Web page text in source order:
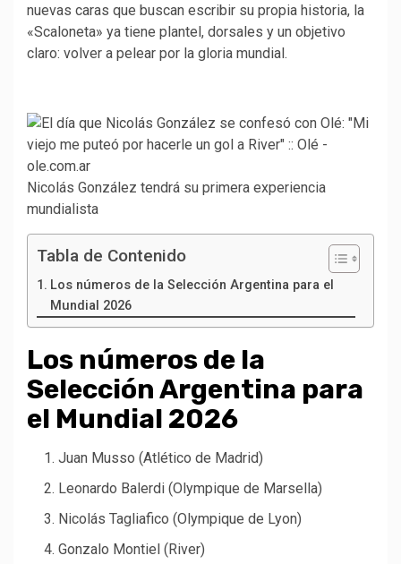
nuevas caras que buscan escribir su propia historia, la
«Scaloneta» ya tiene plantel, dorsales y un objetivo
claro: volver a pelear por la gloria mundial.
Nicolás González tendrá su primera experiencia
mundialista
Tabla de Contenido
Los números de la Selección Argentina para el
Mundial 2026
Los números de la
Selección Argentina para
el Mundial 2026
Juan Musso (Atlético de Madrid)
Leonardo Balerdi (Olympique de Marsella)
Nicolás Tagliafico (Olympique de Lyon)
Gonzalo Montiel (River)